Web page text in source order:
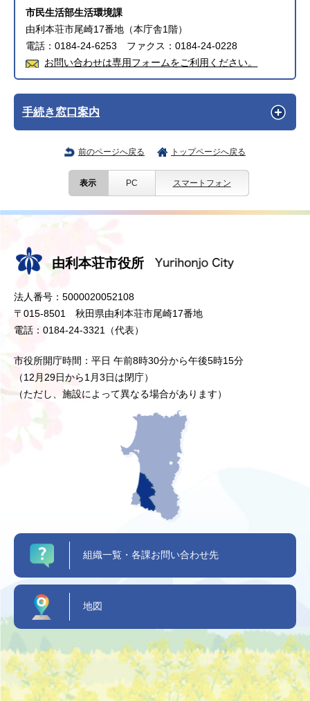
市民生活部生活環境課
由利本荘市尾崎17番地（本庁舎1階）
電話：0184-24-6253 ファクス：0184-24-0228
お問い合わせは専用フォームをご利用ください。
手続き窓口案内
前のページへ戻る トップページへ戻る
表示 PC スマートフォン
由利本荘市役所
法人番号：5000020052108
〒015-8501 秋田県由利本荘市尾崎17番地
電話：0184-24-3321（代表）
市役所開庁時間：平日 午前8時30分から午後5時15分
（12月29日から1月3日は閉庁）
（ただし、施設によって異なる場合があります）
組織一覧・各課お問い合わせ先
地図